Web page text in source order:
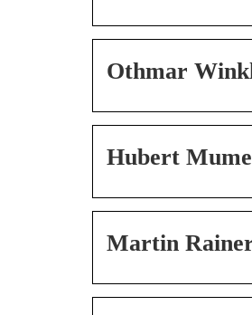
Othmar
Hubert
Martin